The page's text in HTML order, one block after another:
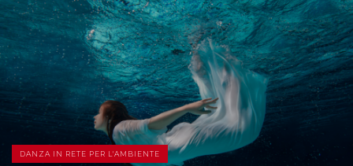
DANZA IN RETE PER L'AMBIENTE